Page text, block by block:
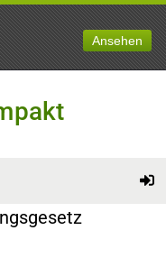
Ansehen